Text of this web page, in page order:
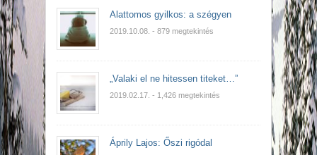
Alattomos gyilkos: a szégyen
2019.10.08. - 879 megtekintés
„Valaki el ne hitessen titeket…”
2019.02.17. - 1,426 megtekintés
Áprily Lajos: Őszi rigódal